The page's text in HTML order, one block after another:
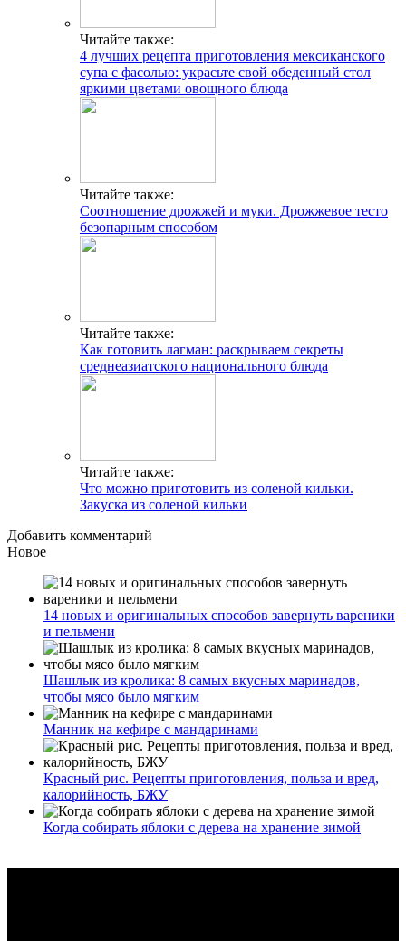
Читайте также:
4 лучших рецепта приготовления мексиканского
супа с фасолью: украсьте свой обеденный стол
яркими цветами овощного блюда
Читайте также:
Соотношение дрожжей и муки. Дрожжевое тесто
безопарным способом
Читайте также:
Как готовить лагман: раскрываем секреты
среднеазиатского национального блюда
Читайте также:
Что можно приготовить из соленой кильки.
Закуска из соленой кильки
Добавить комментарий
Новое
14 новых и оригинальных способов завернуть вареники
и пельмени
Шашлык из кролика: 8 самых вкусных маринадов,
чтобы мясо было мягким
Манник на кефире с мандаринами
Красный рис. Рецепты приготовления, польза и вред,
калорийность, БЖУ
Когда собирать яблоки с дерева на хранение зимой